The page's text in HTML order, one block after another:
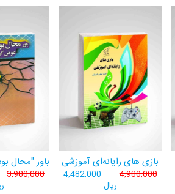
بازی های رایانه‌ای آموزشی
4,980,000
4,482,000
ریال
3,980,000